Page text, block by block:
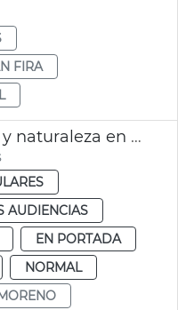
FIRA
Actividades de lectura y naturaleza en la Biblioteca de Viveros València
AUDIENCIAS
EN PORTADA
NORMAL